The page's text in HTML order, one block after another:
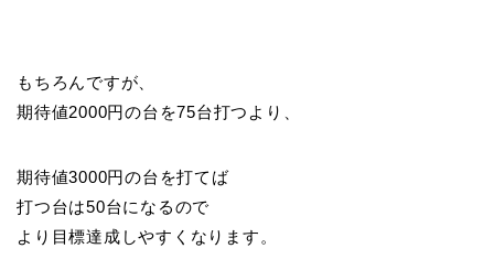
もちろんですが、
期待値2000円の台を75台打つより、
期待値3000円の台を打てば
打つ台は50台になるので
より目標達成しやすくなります。